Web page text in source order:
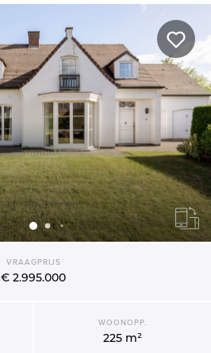
VRAAGPRIJS
€ 2.995.000
WOONOPP.
225 m²